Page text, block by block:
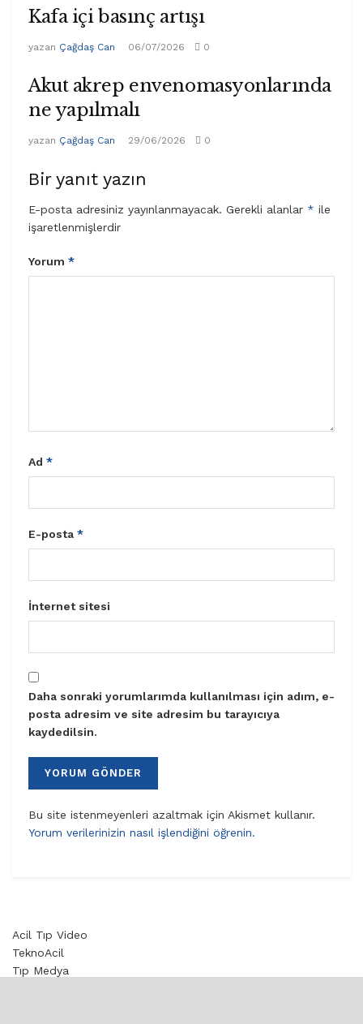
Kafa içi basınç artışı
yazan Çağdaş Can 06/07/2026 0
Akut akrep envenomasyonlarında
ne yapılmalı
yazan Çağdaş Can 29/06/2026 0
Bir yanıt yazın
E-posta adresiniz yayınlanmayacak. Gerekli alanlar * ile
işaretlenmişlerdir
Yorum *
Ad *
E-posta *
İnternet sitesi
Daha sonraki yorumlarımda kullanılması için adım, e-
posta adresim ve site adresim bu tarayıcıya
kaydedilsin.
Bu site istenmeyenleri azaltmak için Akismet kullanır.
Yorum verilerinizin nasıl işlendiğini öğrenin.
Acil Tıp Video
TeknoAcil
Tıp Medya